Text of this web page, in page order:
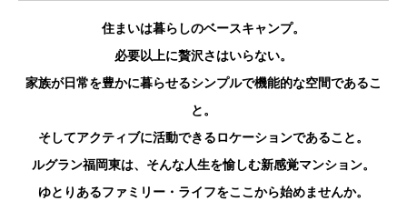
住まいは暮らしのベースキャンプ。
必要以上に贅沢さはいらない。
家族が日常を豊かに暮らせるシンプルで機能的な空間であるこ
と。
そしてアクティブに活動できるロケーションであること。
ルグラン福岡東は、そんな人生を愉しむ新感覚マンション。
ゆとりあるファミリー・ライフをここから始めませんか。